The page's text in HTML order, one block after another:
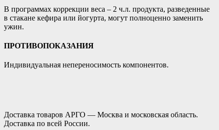
В программах коррекции веса – 2 ч.л. продукта, разведенные
в стакане кефира или йогурта, могут полноценно заменить
ужин.
ПРОТИВОПОКАЗАНИЯ
Индивидуальная непереносимость компонентов.
Доставка товаров АРГО — Москва и московская область.
Доставка по всей России.